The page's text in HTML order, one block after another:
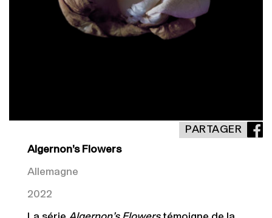
PARTAGER
Algernon’s Flowers
Allemagne
2022